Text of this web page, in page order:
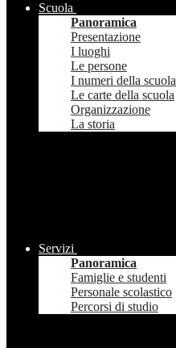
Scuola
Panoramica
Presentazione
I luoghi
Le persone
I numeri della scuola
Le carte della scuola
Organizzazione
La storia
Servizi
Panoramica
Famiglie e studenti
Personale scolastico
Percorsi di studio